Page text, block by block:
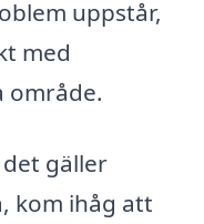
uppstår,
med
område.
gäller
kom ihåg att